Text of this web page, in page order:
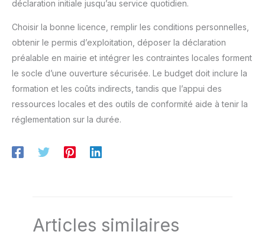
déclaration initiale jusqu’au service quotidien.
Choisir la bonne licence, remplir les conditions personnelles,
obtenir le permis d’exploitation, déposer la déclaration
préalable en mairie et intégrer les contraintes locales forment
le socle d’une ouverture sécurisée. Le budget doit inclure la
formation et les coûts indirects, tandis que l’appui des
ressources locales et des outils de conformité aide à tenir la
réglementation sur la durée.
Articles similaires